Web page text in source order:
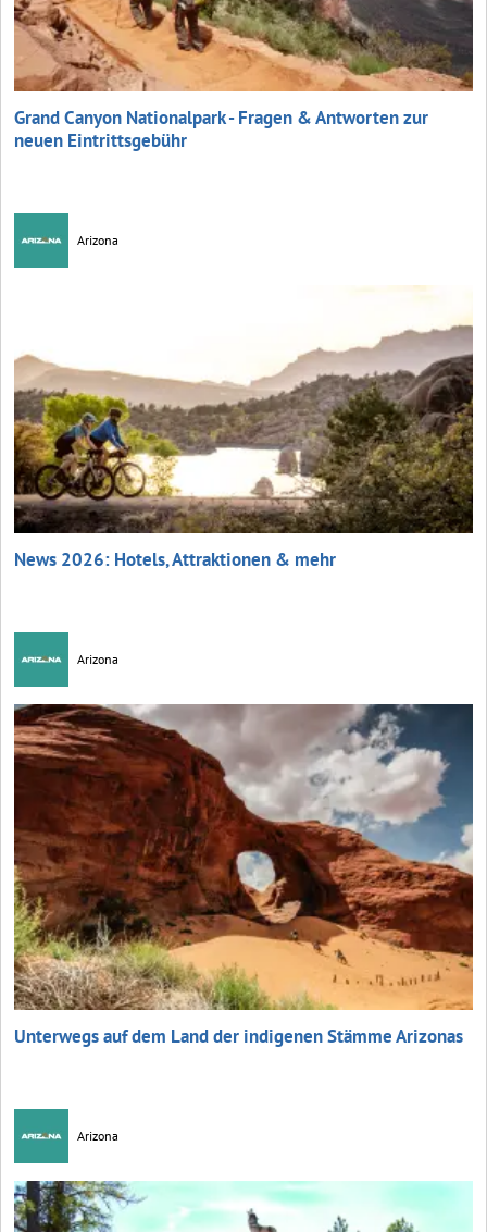
Grand Canyon Nationalpark - Fragen & Antworten zur
neuen Eintrittsgebühr
Arizona
News 2026: Hotels, Attraktionen & mehr
Arizona
Unterwegs auf dem Land der indigenen Stämme Arizonas
Arizona